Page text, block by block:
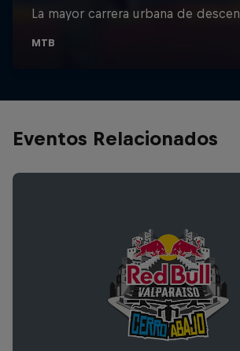
Eventos Relacionados